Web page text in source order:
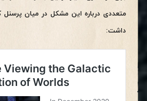
متعددی درباره این مشکل در میان پرسنل
داشت: